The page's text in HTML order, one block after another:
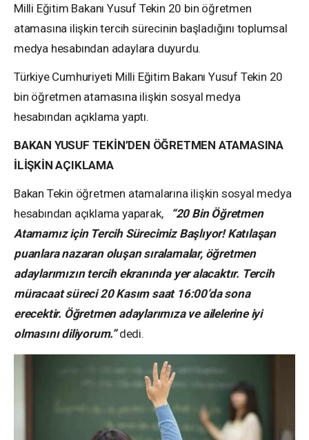
Milli Eğitim Bakanı Yusuf Tekin 20 bin öğretmen
atamasına ilişkin tercih sürecinin başladığını toplumsal
medya hesabından adaylara duyurdu.
Türkiye Cumhuriyeti Milli Eğitim Bakanı Yusuf Tekin 20
bin öğretmen atamasına ilişkin sosyal medya
hesabından açıklama yaptı.
BAKAN YUSUF TEKİN’DEN ÖĞRETMEN ATAMASINA
İLİŞKİN AÇIKLAMA
Bakan Tekin öğretmen atamalarına ilişkin sosyal medya
hesabından açıklama yaparak,
“20 Bin Öğretmen
Atamamız için Tercih Sürecimiz Başlıyor! Katılaşan
puanlara nazaran oluşan sıralamalar, öğretmen
adaylarımızın tercih ekranında yer alacaktır. Tercih
müracaat süreci 20 Kasım saat 16:00’da sona
erecektir. Öğretmen adaylarımıza ve ailelerine iyi
olmasını diliyorum.”dedi.